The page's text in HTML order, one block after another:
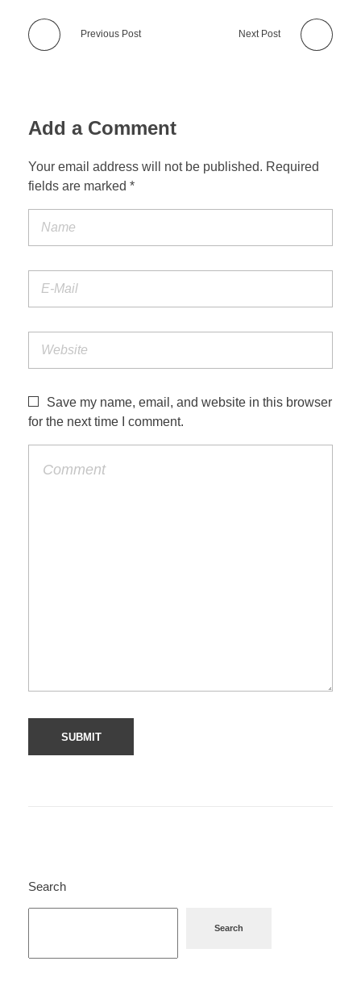
Previous Post Next Post
Add a Comment
Your email address will not be published. Required
fields are marked *
Save my name, email, and website in this browser
for the next time I comment.
Search
Search